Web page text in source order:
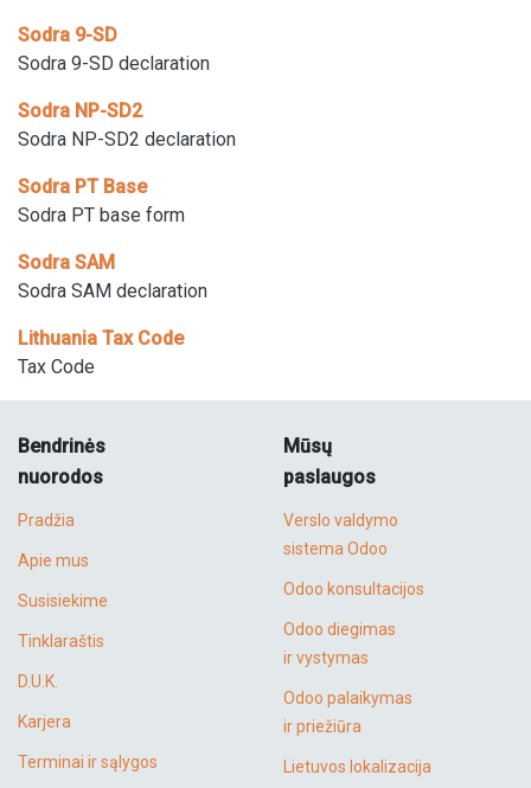
Sodra 9-SD
Sodra 9-SD declaration
Sodra NP-SD2
Sodra NP-SD2 declaration
Sodra PT Base
Sodra PT base form
Sodra SAM
Sodra SAM declaration
Lithuania Tax Code
Tax Code
Bendrinės
nuorodos
Pradžia
Apie mus
Susisiekime
Tinklaraštis
D.U.K.
Karjera
Terminai ir sąlygos
Mūsų
paslaugos
Verslo valdymo
sistema Odoo
Odoo konsultacijos
Odoo diegimas
ir vystymas
Odoo palaikymas
ir priežiūra
Lietuvos lokalizacija